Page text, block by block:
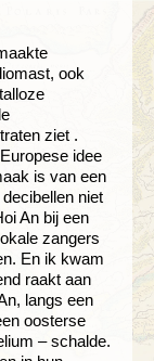
ook
ziet .
idee
is van een
niet
An bij een
zangers
En ik kwam
raakt aan
langs een
oosterse
– schalde.